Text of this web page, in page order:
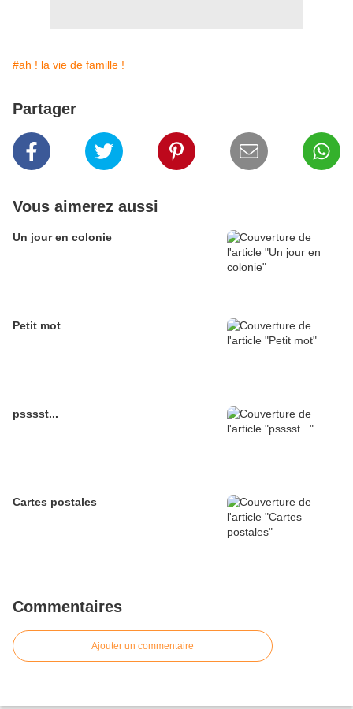
#ah ! la vie de famille !
Partager
Vous aimerez aussi
Un jour en colonie
Petit mot
psssst...
Cartes postales
Commentaires
Ajouter un commentaire